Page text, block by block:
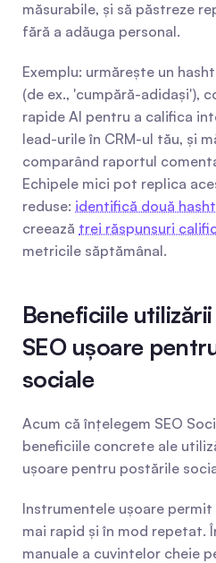
măsurabile, și să păstreze
fără a adăuga personal.
Exemplu: urmărește un
(de ex., 'cumpără-adidași'),
rapide AI pentru a califica
lead-urile în CRM-ul tău, și
comparând raportul
Echipele mici pot replica
reduse: identifică două
creează trei răspunsuri
metricile săptămânal.
Beneficiile
SEO ușoare
sociale
Acum că înțelegem SEO
beneficiile concrete ale
ușoare pentru postările
Instrumentele ușoare
mai rapid și în mod repetat.
manuale a cuvintelor cheie